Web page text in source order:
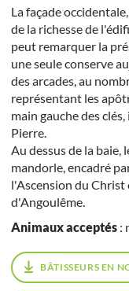
La façade
de la richesse de
peut remarquer la
une seule conserve
des arcades, au
représentant les
main gauche des
Pierre.
Au dessus de la baie,
mandorle, encadré
l'Ascension du Christ
d'Angoulême.
Animaux acceptés:
BÂTISSEURS EN